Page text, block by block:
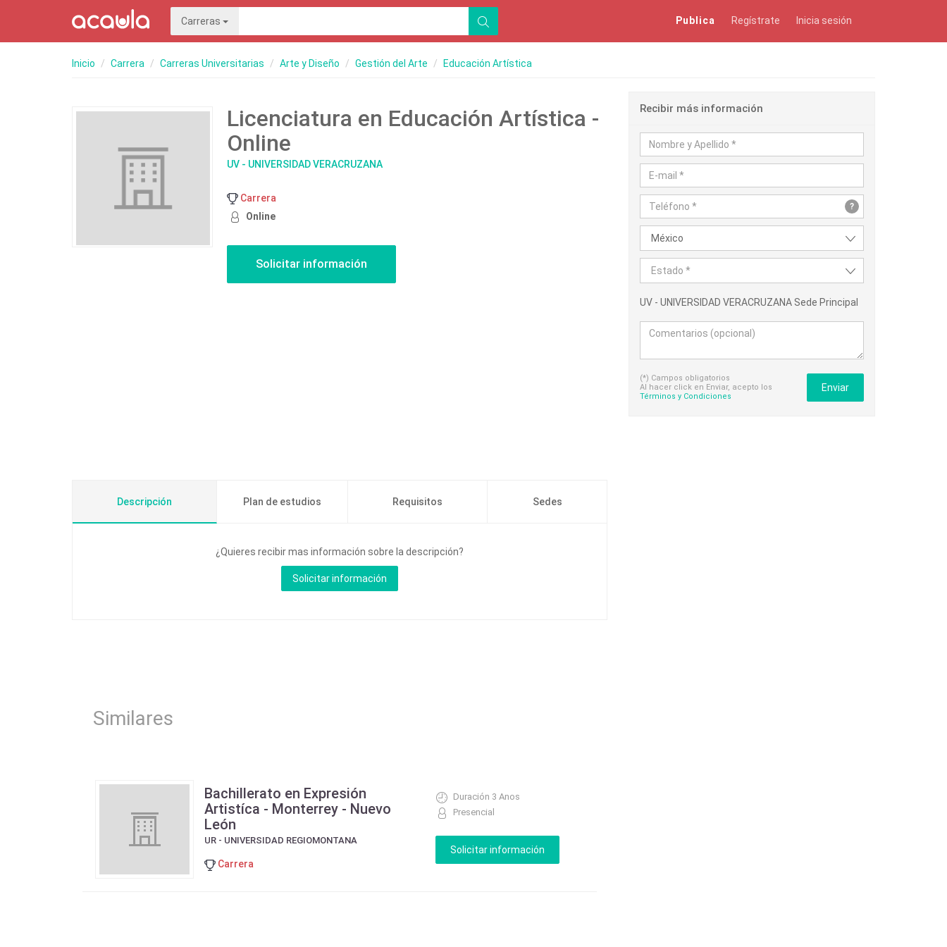
Carreras Publica Regístrate Inicia sesión
Inicio Carrera Carreras Universitarias Arte y Diseño Gestión del Arte Educación Artística
Licenciatura en Educación Artística -
Online
UV - UNIVERSIDAD VERACRUZANA
Carrera
Online
Recibir más información
?
México
Estado *
UV - UNIVERSIDAD VERACRUZANA Sede Principal
(*) Campos obligatorios
Al hacer click en Enviar, acepto los
Términos y Condiciones
Enviar
Descripción Plan de estudios Requisitos Sedes
¿Quieres recibir mas información sobre la descripción?
Similares
Bachillerato en Expresión
Artistíca - Monterrey - Nuevo
León
UR - UNIVERSIDAD REGIOMONTANA
Carrera
Duración 3 Anos
Presencial